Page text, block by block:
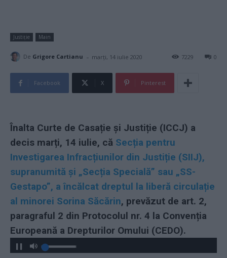
Justiție Main
De Grigore Cartianu - marți, 14 iulie 2020 0
7229
Facebook X Pinterest
Înalta Curte de Casație și Justiție (ICCJ) a
decis marți, 14 iulie, că Secția pentru
Investigarea Infracțiunilor din Justiție (SIIJ),
supranumită și „Secția Specială” sau „SS-
Gestapo”, a încălcat dreptul la liberă circulație
al minorei Sorina Săcărin, prevăzut de art. 2,
paragraful 2 din Protocolul nr. 4 la Convenția
Europeană a Drepturilor Omului (CEDO).